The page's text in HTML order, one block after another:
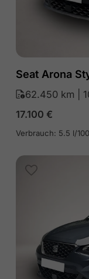
Seat Arona
62.450 km |
17.100 €
Verbrauch: 5.5 l/